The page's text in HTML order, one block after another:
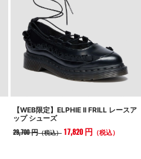
【WEB限定】ELPHIE II FRILL レースア
ップ シューズ
29,700 円（税込） 17,820 円 （税込）